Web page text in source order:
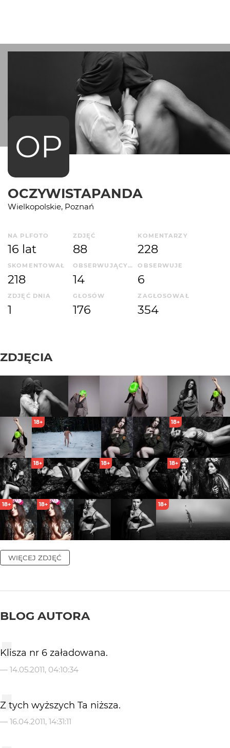
OP
OCZYWISTAPANDA
Wielkopolskie, Poznań
NA PLFOTO
16 lat
ZDJĘĆ
88
KOMENTARZY
228
SKOMENTOWAŁ
218
OBSERWUJĄCYCH
14
OBSERWUJE
6
ZDJĘĆ DNIA
1
GŁOSÓW
176
ZAGŁOSOWAŁ
354
ZDJĘCIA
18+ 18+
18+ 18+ 18+
18+ 18+ 18+
WIĘCEJ ZDJĘĆ
BLOG AUTORA
Klisza nr 6 załadowana.
— 14.05.2011, 04:10:34
Z tych wyższych Ta niższa.
— 16.04.2011, 14:31:11